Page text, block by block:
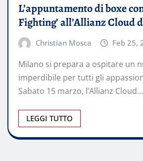
L’appuntamento di boxe
Fighting’ all’Allianz Cloud
Christian Mosca Feb 25,
Milano si prepara a ospitare un
imperdibile per tutti gli
Sabato 15 marzo, l’Allianz Cloud…
LEGGI TUTTO